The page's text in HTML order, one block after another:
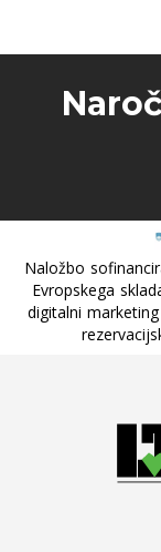
Naložbo
Evropskega
digitalni